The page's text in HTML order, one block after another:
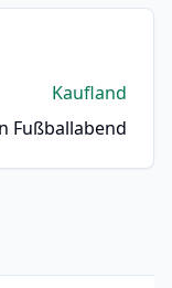
Kaufland
Fußballabend